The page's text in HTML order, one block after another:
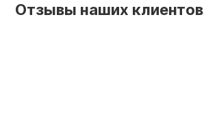
Отзывы наших клиентов